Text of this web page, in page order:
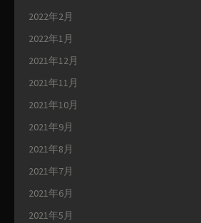
2022年2月
2022年1月
2021年12月
2021年11月
2021年10月
2021年9月
2021年8月
2021年7月
2021年6月
2021年5月